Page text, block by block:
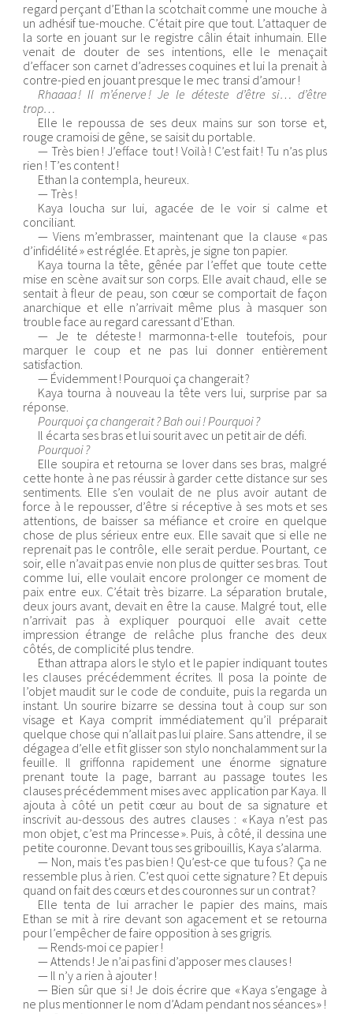
regard perçant d’Ethan la scotchait comme une mouche à
un adhésif tue-mouche. C’était pire que tout. L’attaquer de
la sorte en jouant sur le registre câlin était inhumain. Elle
venait de douter de ses intentions, elle le menaçait
d’effacer son carnet d’adresses coquines et lui la prenait à
contre-pied en jouant presque le mec transi d’amour !
Rhaaaa ! Il m’énerve ! Je le déteste d’être si… d’être
trop…
Elle le repoussa de ses deux mains sur son torse et,
rouge cramoisi de gêne, se saisit du portable.
— Très bien ! J’efface tout ! Voilà ! C’est fait ! Tu n’as plus
rien ! T’es content !
Ethan la contempla, heureux.
— Très !
Kaya loucha sur lui, agacée de le voir si calme et
conciliant.
— Viens m’embrasser, maintenant que la clause « pas
d’infidélité » est réglée. Et après, je signe ton papier.
Kaya tourna la tête, gênée par l’effet que toute cette
mise en scène avait sur son corps. Elle avait chaud, elle se
sentait à fleur de peau, son cœur se comportait de façon
anarchique et elle n’arrivait même plus à masquer son
trouble face au regard caressant d’Ethan.
— Je te déteste ! marmonna-t-elle toutefois, pour
marquer le coup et ne pas lui donner entièrement
satisfaction.
— Évidemment ! Pourquoi ça changerait ?
Kaya tourna à nouveau la tête vers lui, surprise par sa
réponse.
Pourquoi ça changerait ? Bah oui ! Pourquoi ?
Il écarta ses bras et lui sourit avec un petit air de défi.
Pourquoi ?
Elle soupira et retourna se lover dans ses bras, malgré
cette honte à ne pas réussir à garder cette distance sur ses
sentiments. Elle s’en voulait de ne plus avoir autant de
force à le repousser, d’être si réceptive à ses mots et ses
attentions, de baisser sa méfiance et croire en quelque
chose de plus sérieux entre eux. Elle savait que si elle ne
reprenait pas le contrôle, elle serait perdue. Pourtant, ce
soir, elle n’avait pas envie non plus de quitter ses bras. Tout
comme lui, elle voulait encore prolonger ce moment de
paix entre eux. C’était très bizarre. La séparation brutale,
deux jours avant, devait en être la cause. Malgré tout, elle
n’arrivait pas à expliquer pourquoi elle avait cette
impression étrange de relâche plus franche des deux
côtés, de complicité plus tendre.
Ethan attrapa alors le stylo et le papier indiquant toutes
les clauses précédemment écrites. Il posa la pointe de
l’objet maudit sur le code de conduite, puis la regarda un
instant. Un sourire bizarre se dessina tout à coup sur son
visage et Kaya comprit immédiatement qu’il préparait
quelque chose qui n’allait pas lui plaire. Sans attendre, il se
dégagea d’elle et fit glisser son stylo nonchalamment sur la
feuille. Il griffonna rapidement une énorme signature
prenant toute la page, barrant au passage toutes les
clauses précédemment mises avec application par Kaya. Il
ajouta à côté un petit cœur au bout de sa signature et
inscrivit au-dessous des autres clauses : « Kaya n’est pas
mon objet, c’est ma Princesse ». Puis, à côté, il dessina une
petite couronne. Devant tous ses gribouillis, Kaya s’alarma.
— Non, mais t’es pas bien ! Qu’est-ce que tu fous ? Ça ne
ressemble plus à rien. C’est quoi cette signature ? Et depuis
quand on fait des cœurs et des couronnes sur un contrat ?
Elle tenta de lui arracher le papier des mains, mais
Ethan se mit à rire devant son agacement et se retourna
pour l’empêcher de faire opposition à ses grigris.
— Rends-moi ce papier !
— Attends ! Je n’ai pas fini d’apposer mes clauses !
— Il n’y a rien à ajouter !
— Bien sûr que si ! Je dois écrire que « Kaya s’engage à
ne plus mentionner le nom d’Adam pendant nos séances » !